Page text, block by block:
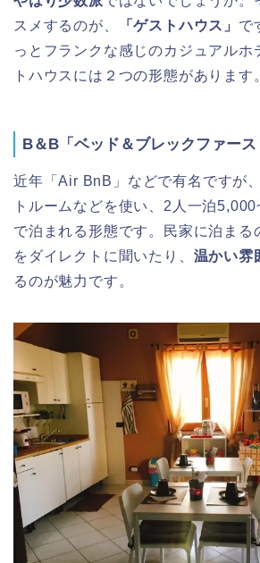
スメするのが、
「ゲストハウス」 で
っとフランクな感じのカジュアルホ
トハウスには２つの形態があります
B＆B「ベッド＆ブレックファー
近年「Air BnB」などで有名ですが
トルームなどを使い、2人一泊
で泊まれる形態です。民家に泊まる
をダイレクトに聞いたり、 温かい雰
るのが魅力です。